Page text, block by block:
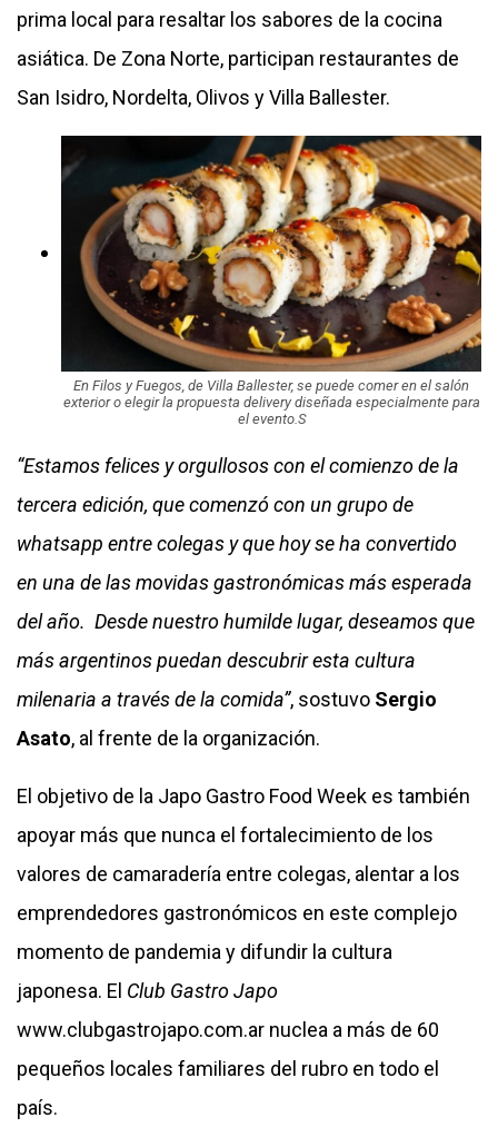
prima local para resaltar los sabores de la cocina
asiática. De Zona Norte, participan restaurantes de
San Isidro, Nordelta, Olivos y Villa Ballester.
En Filos y Fuegos, de Villa Ballester, se puede comer en el salón
exterior o elegir la propuesta delivery diseñada especialmente para
el evento.S
“Estamos felices y orgullosos con el comienzo de la
tercera edición, que comenzó con un grupo de
whatsapp entre colegas y que hoy se ha convertido
en una de las movidas gastronómicas más esperada
del año. Desde nuestro humilde lugar, deseamos que
más argentinos puedan descubrir esta cultura
milenaria a través de la comida”, sostuvo Sergio
Asato, al frente de la organización.
El objetivo de la Japo Gastro Food Week es también
apoyar más que nunca el fortalecimiento de los
valores de camaradería entre colegas, alentar a los
emprendedores gastronómicos en este complejo
momento de pandemia y difundir la cultura
japonesa. El Club Gastro Japo
www.clubgastrojapo.com.ar nuclea a más de 60
pequeños locales familiares del rubro en todo el
país.